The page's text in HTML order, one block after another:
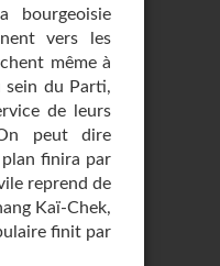
bourgeoisie
vers les
même à
sein du Parti,
de leurs
peut dire
finira par
reprend de
Kaï-Chek,
finit par